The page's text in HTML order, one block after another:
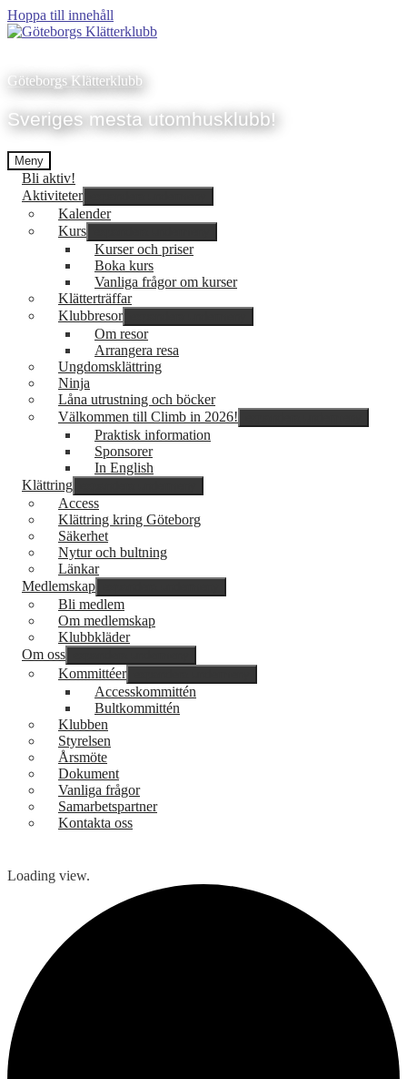
Hoppa till innehåll
Göteborgs Klätterklubb
Sveriges mesta utomhusklubb!
Meny
Bli aktiv!
Aktiviteter
Kalender
Kurs
Kurser och priser
Boka kurs
Vanliga frågor om kurser
Klätterträffar
Klubbresor
Om resor
Arrangera resa
Ungdomsklättring
Ninja
Låna utrustning och böcker
Välkommen till Climb in 2026!
Praktisk information
Sponsorer
In English
Klättring
Access
Klättring kring Göteborg
Säkerhet
Nytur och bultning
Länkar
Medlemskap
Bli medlem
Om medlemskap
Klubbkläder
Om oss
Kommittéer
Accesskommittén
Bultkommittén
Klubben
Styrelsen
Årsmöte
Dokument
Vanliga frågor
Samarbetspartner
Kontakta oss
Loading view.